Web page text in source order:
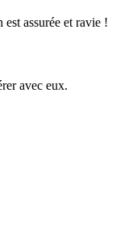
assurée et ravie !
avec eux.